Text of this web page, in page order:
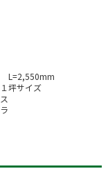
L=2,550mm
坪サイズ